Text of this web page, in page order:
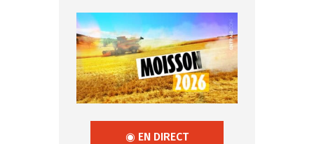
◉ EN DIRECT